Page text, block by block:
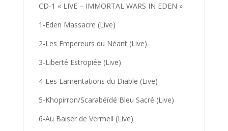
CD-1 « LIVE – IMMORTAL WARS IN EDEN »
1-Eden Massacre (Live)
2-Les Empereurs du Néant (Live)
3-Liberté Estropiée (Live)
4-Les Lamentations du Diable (Live)
5-Khopirron/Scarabéïdé Bleu Sacré (Live)
6-Au Baiser de Vermeil (Live)